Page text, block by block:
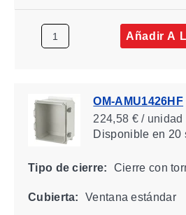
Añadir A
OM-AMU1426HF
224,58 € / unidad
Disponibleen 20
Tipo de cierre: Cierre con
Cubierta: Ventana estándar